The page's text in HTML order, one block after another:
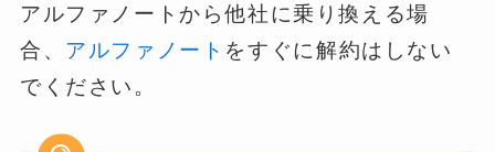
アルファノートから他社に乗り換える場
合、 アルファノート をすぐに解約はしない
でください。